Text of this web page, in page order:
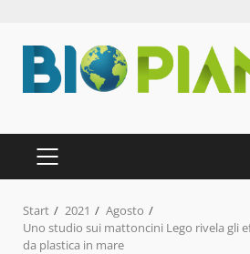
Inhalt
springen
PRIMÄRES
MENÜ
Start 2021
Agosto
Uno studio sui mattoncini Lego rivela gli
da plastica in mare